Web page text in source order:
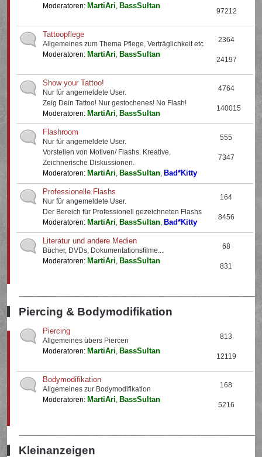
Moderatoren: MartiAri, BassSultan
97212
Tattoopflege
Allgemeines zum Thema Pflege, Verträglichkeit etc
Moderatoren: MartiAri, BassSultan
2364
24197
Show your Tattoo!
Nur für angemeldete User.
Zeig Dein Tattoo! Nur gestochenes! No Flash!
Moderatoren: MartiAri, BassSultan
4764
140015
Flashroom
Nur für angemeldete User.
Vorstellen von Motiven/ Flashs. Kreative,
Zeichnerische Diskussionen.
Moderatoren: MartiAri, BassSultan, Bad*Kitty
555
7347
Professionelle Flashs
Nur für angemeldete User.
Der Bereich für Professionell gezeichneten Flashs
Moderatoren: MartiAri, BassSultan, Bad*Kitty
164
8456
Literatur und andere Medien
Bücher, DVDs, Dokumentationsfilme...
Moderatoren: MartiAri, BassSultan
68
831
Piercing & Bodymodifikation
Piercing
Allgemeines übers Piercen
Moderatoren: MartiAri, BassSultan
813
12119
Bodymodifikation
Allgemeines zur Bodymodifikation
Moderatoren: MartiAri, BassSultan
168
5216
Kleinanzeigen